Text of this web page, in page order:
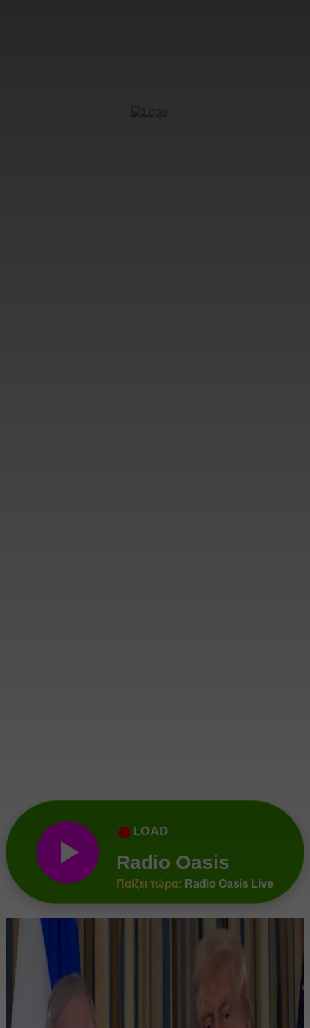
● LOAD
Radio Oasis
Παίζει τώρα: Radio Oasis Live